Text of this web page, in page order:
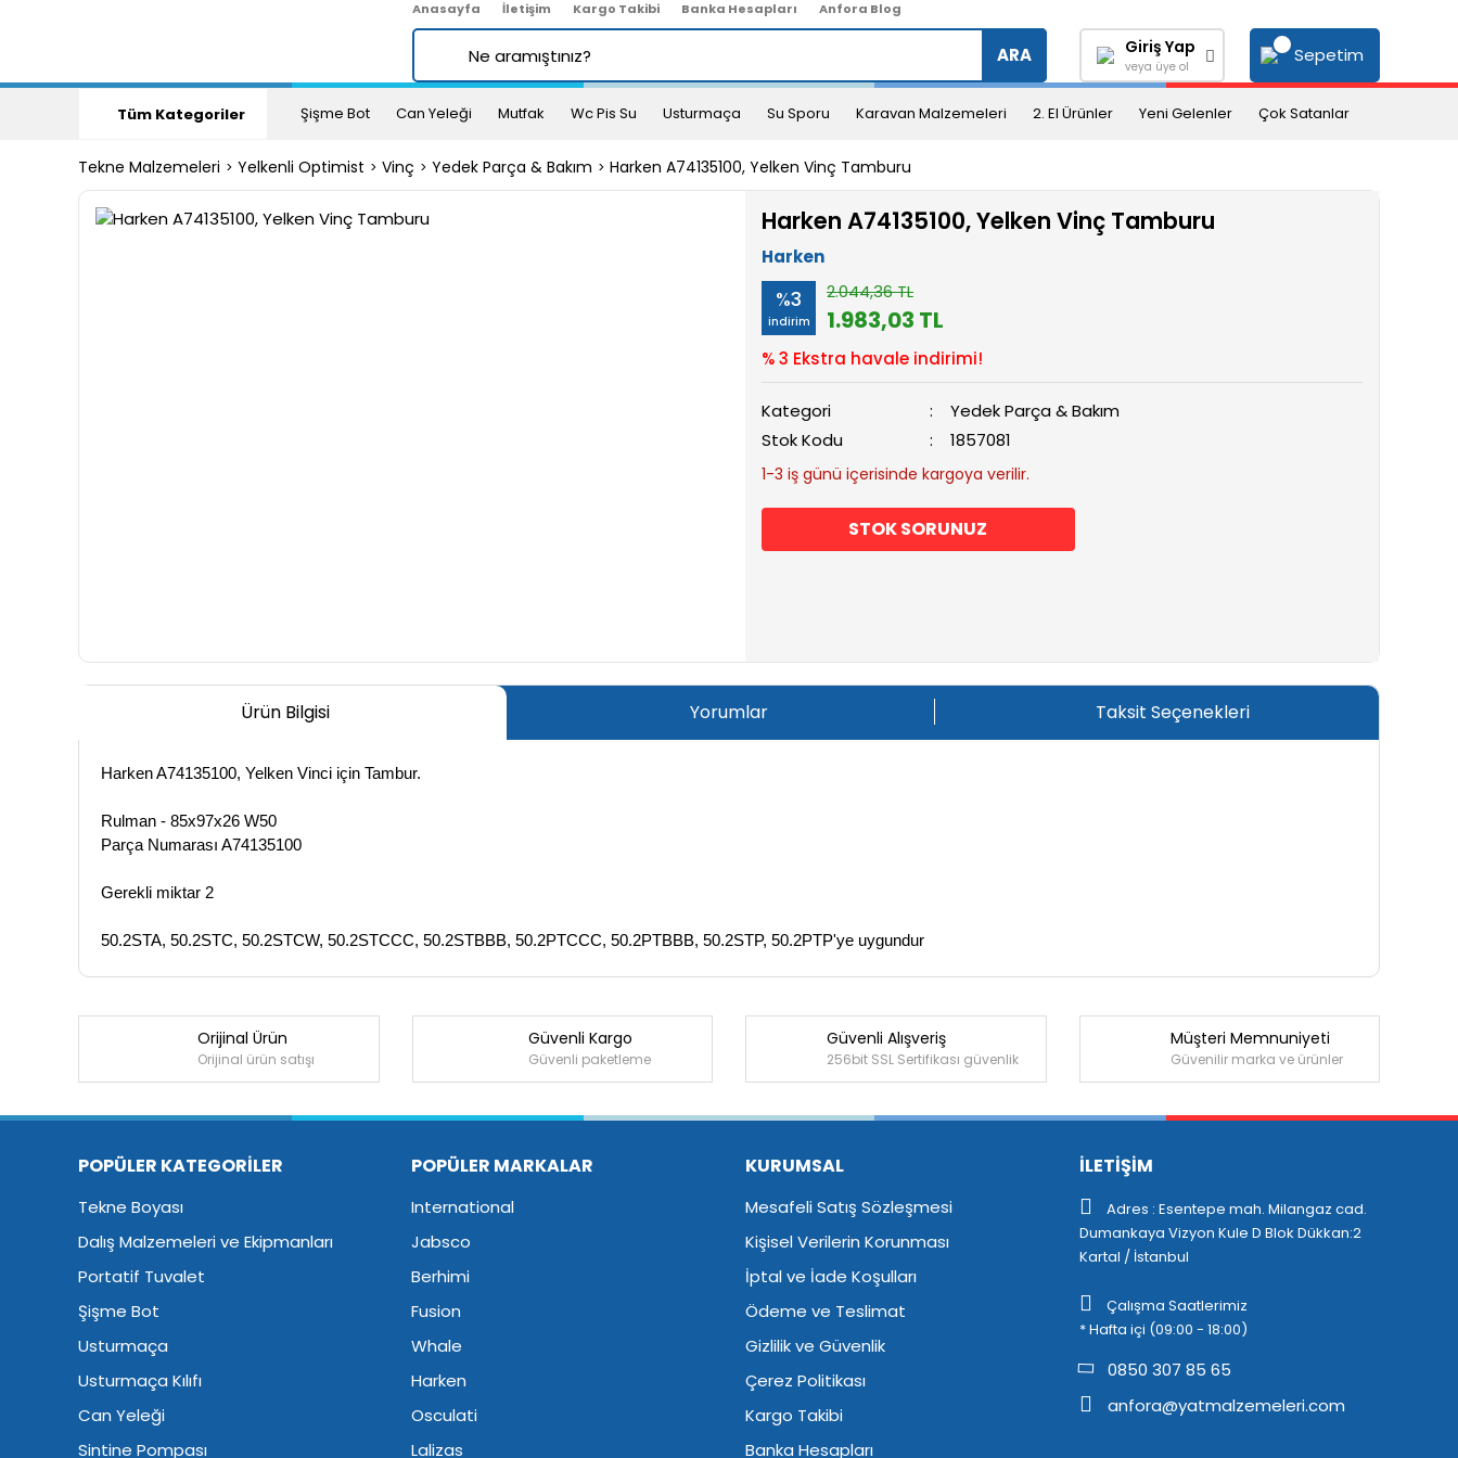
Anasayfa İletişim Kargo Takibi Banka Hesapları Anfora Blog
ARA Giriş Yap
veya üye ol
Sepetim
Tüm Kategoriler Şişme Bot Can Yeleği Mutfak Wc Pis Su Usturmaça Su Sporu Karavan Malzemeleri 2. El Ürünler Yeni Gelenler Çok Satanlar
Tekne Malzemeleri Yelkenli Optimist Vinç Yedek Parça & Bakım Harken A74135100, Yelken Vinç Tamburu
Harken A74135100, Yelken Vinç Tamburu
Harken
%3
indirim
2.044,36 TL
1.983,03 TL
% 3 Ekstra havale indirimi!
Kategori
Yedek Parça & Bakım
Stok Kodu
1857081
1-3 iş günü içerisinde kargoya verilir.
STOK SORUNUZ
Ürün Bilgisi Yorumlar Taksit Seçenekleri
Harken A74135100, Yelken Vinci için Tambur.
Rulman - 85x97x26 W50
Parça Numarası A74135100
Gerekli miktar 2
50.2STA, 50.2STC, 50.2STCW, 50.2STCCC, 50.2STBBB, 50.2PTCCC, 50.2PTBBB, 50.2STP, 50.2PTP'ye uygundur
Bu ürüne ilk yorumu siz yapın!
Orijinal Ürün
Orijinal ürün satışı
Güvenli Kargo
Güvenli paketleme
Güvenli Alışveriş
256bit SSL Sertifikası güvenlik
Müşteri Memnuniyeti
Güvenilir marka ve ürünler
POPÜLER KATEGORİLER
Tekne Boyası
Dalış Malzemeleri ve Ekipmanları
Portatif Tuvalet
Şişme Bot
Usturmaça
Usturmaça Kılıfı
Can Yeleği
Sintine Pompası
POPÜLER MARKALAR
International
Jabsco
Berhimi
Fusion
Whale
Harken
Osculati
Lalizas
KURUMSAL
Mesafeli Satış Sözleşmesi
Kişisel Verilerin Korunması
İptal ve İade Koşulları
Ödeme ve Teslimat
Gizlilik ve Güvenlik
Çerez Politikası
Kargo Takibi
Banka Hesapları
İLETİŞİM
Adres : Esentepe mah. Milangaz cad.
Dumankaya Vizyon Kule D Blok Dükkan:2
Kartal / İstanbul
Çalışma Saatlerimiz
* Hafta içi (09:00 - 18:00)
0850 307 85 65
anfora@yatmalzemeleri.com